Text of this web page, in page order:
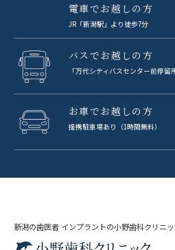
電車でお越しの方
JR「新潟駅」より徒歩7分
バスでお越しの方
「万代シティバスセンター前停留
お車でお越しの方
提携駐車場あり（1時間無料）
新潟の歯医者 インプラントの小野歯科クリニ